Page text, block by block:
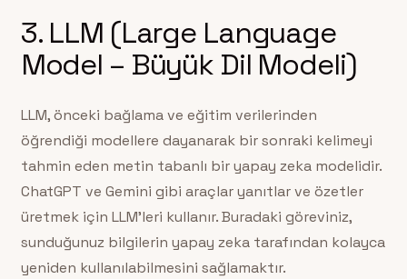
3. LLM (Large Language
Model – Büyük Dil Modeli)
LLM, önceki bağlama ve eğitim verilerinden
öğrendiği modellere dayanarak bir sonraki kelimeyi
tahmin eden metin tabanlı bir yapay zeka modelidir.
ChatGPT ve Gemini gibi araçlar yanıtlar ve özetler
üretmek için LLM’leri kullanır. Buradaki göreviniz,
sunduğunuz bilgilerin yapay zeka tarafından kolayca
yeniden kullanılabilmesini sağlamaktır.